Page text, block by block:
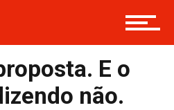
E o
não.